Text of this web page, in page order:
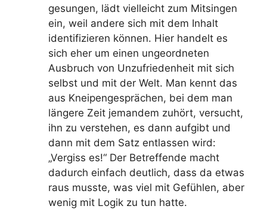
gesungen, lädt vielleicht zum Mitsingen
ein, weil andere sich mit dem Inhalt
identifizieren können. Hier handelt es
sich eher um einen ungeordneten
Ausbruch von Unzufriedenheit mit sich
selbst und mit der Welt. Man kennt das
aus Kneipengesprächen, bei dem man
längere Zeit jemandem zuhört, versucht,
ihn zu verstehen, es dann aufgibt und
dann mit dem Satz entlassen wird:
„Vergiss es!“ Der Betreffende macht
dadurch einfach deutlich, dass da etwas
raus musste, was viel mit Gefühlen, aber
wenig mit Logik zu tun hatte.